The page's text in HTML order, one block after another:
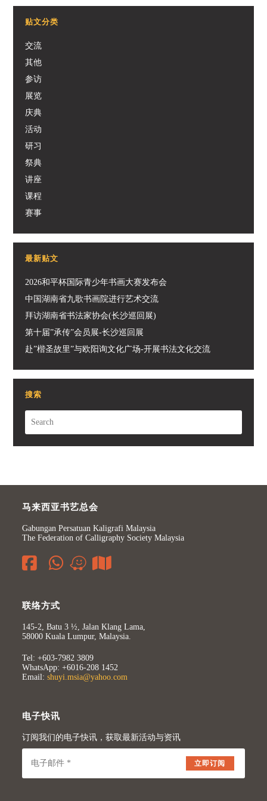
贴文分类
交流
其他
参访
展览
庆典
活动
研习
祭典
讲座
课程
赛事
最新贴文
2026和平杯国际青少年书画大赛发布会
中国湖南省九歌书画院进行艺术交流
拜访湖南省书法家协会(长沙巡回展)
第十届”承传”会员展-长沙巡回展
赴”楷圣故里”与欧阳询文化广场-开展书法文化交流
搜索
马来西亚书艺总会
Gabungan Persatuan Kaligrafi Malaysia
The Federation of Calligraphy Society Malaysia
联络方式
145-2, Batu 3 ½, Jalan Klang Lama,
58000 Kuala Lumpur, Malaysia.
Tel: +603-7982 3809
WhatsApp: +6016-208 1452
Email:shuyi.msia@yahoo.com
电子快讯
订阅我们的电子快讯，获取最新活动与资讯
立即订阅